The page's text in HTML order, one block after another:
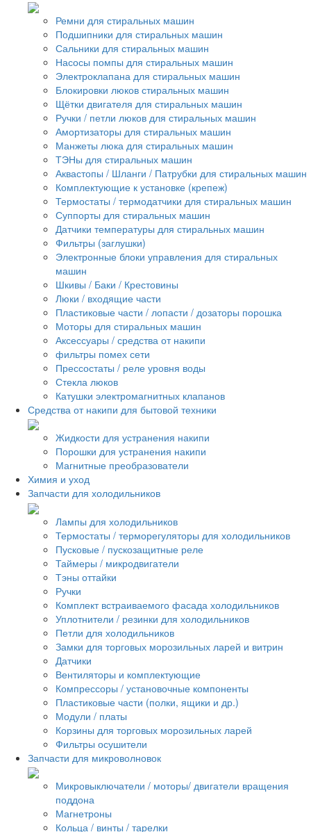
Ремни для стиральных машин
Подшипники для стиральных машин
Сальники для стиральных машин
Насосы помпы для стиральных машин
Электроклапана для стиральных машин
Блокировки люков стиральных машин
Щётки двигателя для стиральных машин
Ручки / петли люков для стиральных машин
Амортизаторы для стиральных машин
Манжеты люка для стиральных машин
ТЭНы для стиральных машин
Аквастопы / Шланги / Патрубки для стиральных машин
Комплектующие к установке (крепеж)
Термостаты / термодатчики для стиральных машин
Суппорты для стиральных машин
Датчики температуры для стиральных машин
Фильтры (заглушки)
Электронные блоки управления для стиральных
машин
Шкивы / Баки / Крестовины
Люки / входящие части
Пластиковые части / лопасти / дозаторы порошка
Моторы для стиральных машин
Аксессуары / средства от накипи
фильтры помех сети
Прессостаты / реле уровня воды
Стекла люков
Катушки электромагнитных клапанов
Средства от накипи для бытовой техники
Жидкости для устранения накипи
Порошки для устранения накипи
Магнитные преобразователи
Химия и уход
Запчасти для холодильников
Лампы для холодильников
Термостаты / терморегуляторы для холодильников
Пусковые / пускозащитные реле
Таймеры / микродвигатели
Тэны оттайки
Ручки
Комплект встраиваемого фасада холодильников
Уплотнители / резинки для холодильников
Петли для холодильников
Замки для торговых морозильных ларей и витрин
Датчики
Вентиляторы и комплектующие
Компрессоры / установочные компоненты
Пластиковые части (полки, ящики и др.)
Модули / платы
Корзины для торговых морозильных ларей
Фильтры осушители
Запчасти для микроволновок
Микровыключатели / моторы/ двигатели вращения
поддона
Магнетроны
Кольца / винты / тарелки